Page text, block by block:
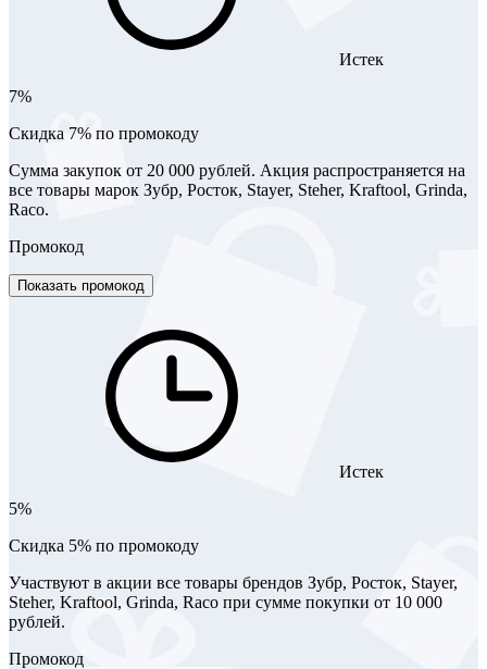
Истек
7%
Скидка 7% по промокоду
Сумма закупок от 20 000 рублей. Акция распространяется на
все товары марок Зубр, Росток, Stayer, Steher, Kraftool, Grinda,
Raco.
Промокод
Показать промокод
Истек
5%
Скидка 5% по промокоду
Участвуют в акции все товары брендов Зубр, Росток, Stayer,
Steher, Kraftool, Grinda, Raco при сумме покупки от 10 000
рублей.
Промокод